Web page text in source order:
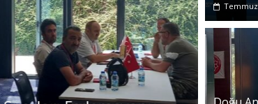
Eğitim
Temmuz